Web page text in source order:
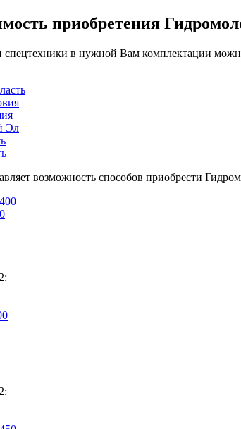
приобретения
спецтехники в нужной Вам комплектации
Эл
возможность способов приобрести